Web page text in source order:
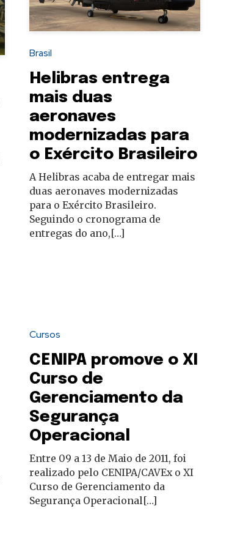
Brasil
Helibras entrega
mais duas
aeronaves
modernizadas para
o Exército Brasileiro
A Helibras acaba de entregar mais
duas aeronaves modernizadas
para o Exército Brasileiro.
Seguindo o cronograma de
entregas do ano,[…]
Cursos
CENIPA promove o XI
Curso de
Gerenciamento da
Segurança
Operacional
Entre 09 a 13 de Maio de 2011, foi
realizado pelo CENIPA/CAVEx o XI
Curso de Gerenciamento da
Segurança Operacional[…]